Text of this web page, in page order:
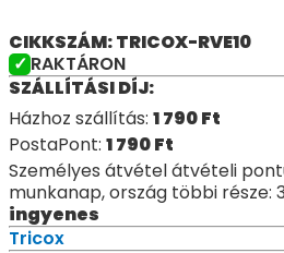
CIKKSZÁM: TRICOX-RVE10
RAKTÁRON
SZÁLLÍTÁSI DÍJ:
Házhoz szállítás: 1 790Ft
PostaPont: 1 790Ft
Személyes átvétel átvételi
munkanap, ország többi része:
ingyenes
Tricox